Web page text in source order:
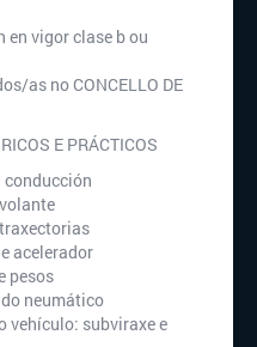
en vigor clase b ou
as no CONCELLO DE
E PRÁCTICOS
conducción
acelerador
pesos
neumático
vehículo: subviraxe e